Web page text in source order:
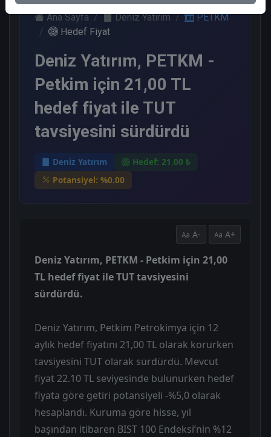
Ana Sayfa Deniz Yatırım
PETKM
Hedef Fiyat
Deniz Yatırım, PETKM -
Petkim için 21,00 TL
hedef fiyat ile TUT
tavsiyesini sürdürdü
Deniz Yatırım
Hedef: 21.00 ₺
Potansiyel: %0.00
A- A+
Deniz Yatırım, PETKM - Petkim için 21,00
TL hedef fiyat ile TUT tavsiyesini
sürdürdü.
Deniz Yatırım, Petkim Petrokimya için 12
aylık hedef fiyatını 21,00 TL olarak korurken
tavsiyesini TUT olarak sürdürdü. Mevcut
fiyat 22.10 TL seviyesinde bulunurken hedef
fiyata göre getiri potansiyeli -%5,0 olarak
hesaplandı. Kuruma göre hisse, yıl
başından itibaren BIST 100 Endeksi’nin %12